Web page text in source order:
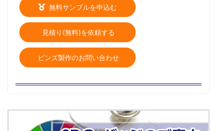
無料サンプルを申込む
見積り(無料)を依頼する
ピンズ製作のお問い合わせ